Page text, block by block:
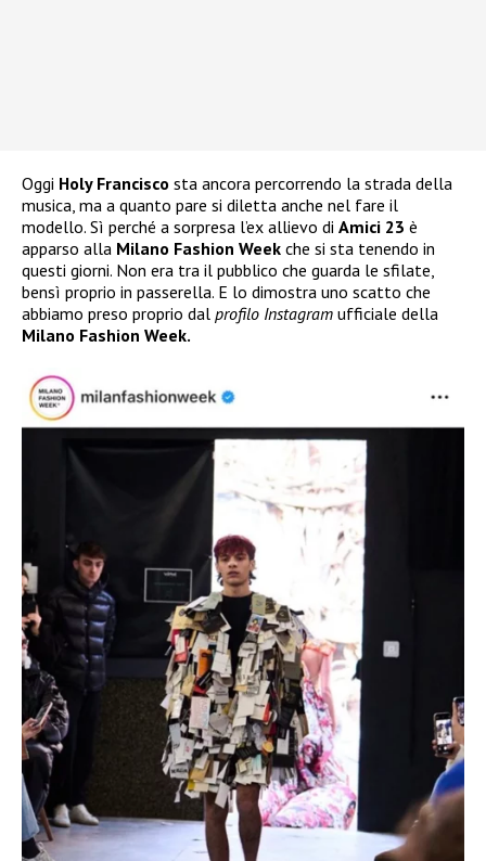
Oggi Holy Francisco sta ancora percorrendo la strada della
musica, ma a quanto pare si diletta anche nel fare il
modello. Sì perché a sorpresa l’ex allievo di Amici 23 è
apparso alla Milano Fashion Week che si sta tenendo in
questi giorni. Non era tra il pubblico che guarda le sfilate,
bensì proprio in passerella. E lo dimostra uno scatto che
abbiamo preso proprio dal profilo Instagram ufficiale della
Milano Fashion Week.